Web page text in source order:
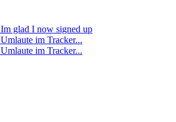
glad I now signed up
im Tracker...
im Tracker...